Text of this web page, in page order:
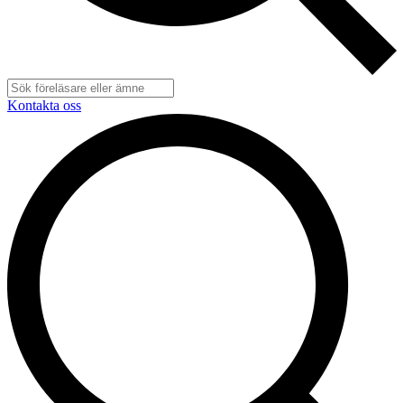
Kontakta oss